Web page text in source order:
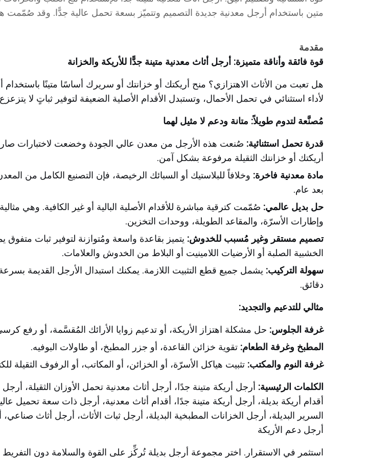
متين باستخدام أرجل معدنية جديدة التصميم وتتميّز بسعة تحمل عالية جدًّا. وقد صُمّمت
مقدمة
قوة فائقة وأناقة متميزة: أرجل أثاث معدنية متينة جدًّا للأريكة والخزانة
هل تعبت من الأثاث الاهتزازي؟ منح أريكتك أو خزانتك أو سريرك أساسًا متينًا
لأداء استثنائي في تحمل الأحمال، وتستبدل الأقدام الأصلية الضعيفة لتوفير ثباتٍ لا
مُصنَّعة لتدوم طويلاً: متانة ودعم لا مثيل لهما
قدرة تحمل استثنائية: صُنعت هذه الأرجل من معدن عالي الجودة وخضعت لاختبارات
أريكتك أو خزانتك الثقيلة مرفوعة بشكل آمن.
مادة معدنية فاخرة: وخلافاً للبلاستيك أو السبائك الرخيصة، فإن التصنيع الكامل من
بعد عام.
حل بديل عالمي: صُمّمت كترقية مباشرة للأقدام الأصلية البالية أو غير الكافية. وهي
وإطارات الأسرّة، والمقاعد الطويلة، ووحدات التخزين.
تصميم مستقر وغير مُسبب للخدوش: يتميز بقاعدة واسعة ومُتوازنة لتوفير ثبات
الخشبية الصلبة أو الأرضيات اللامينيت أو البلاط من الخدوش والعلامات.
سهولة التركيب: يشمل جميع قطع التثبيت اللازمة. يمكنك استبدال الأرجل القديمة
دقائق.
مثالي للتدعيم والتجديد:
غرفة الجلوس: حل مشكلة اهتزاز الأريكة، أو تدعيم زوايا الأرائك المُقسَّمة، أو رفع
المطبخ وغرفة الطعام: تقوية خزائن القاعدة، أو جزر المطبخ، أو طاولات البوفيه.
غرفة النوم والمكتب: تثبيت هياكل الأسرّة، أو الخزائن، أو المكاتب، أو الرفوف الثقيلة
الكلمات الرئيسية: أرجل أريكة متينة جدًا، أرجل أثاث معدنية تحمل الأوزان الثقيلة،
أقدام أريكة بديلة، أرجل أريكة متينة جدًا، أقدام أثاث معدنية، أرجل ذات سعة تحميل
السرير البديلة، أرجل الخزانات المطبخية البديلة، أرجل ثبات الأثاث، أرجل أثاث
أرجل دعم الأريكة
استثمر في الاستقرار. اختر مجموعة أرجل بديلة تُركِّز على القوة والسلامة دون